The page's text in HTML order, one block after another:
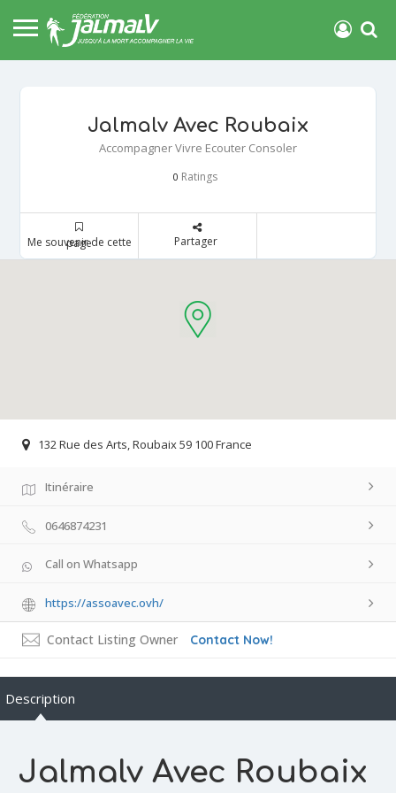
Jalmalv Avec Roubaix
Accompagner Vivre Ecouter Consoler
0 Ratings
Me souvenir de cette page Partager
132 Rue des Arts, Roubaix 59 100 France
Itinéraire
0646874231
Call on Whatsapp
https://assoavec.ovh/
Contact Listing Owner Contact Now!
Description
Jalmalv Avec Roubaix